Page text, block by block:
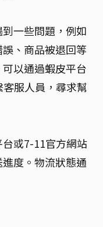
一些問題，例如
、商品被退回等
以通過蝦皮平台
服人員，尋求幫
或7-11官方網站
度。物流狀態通